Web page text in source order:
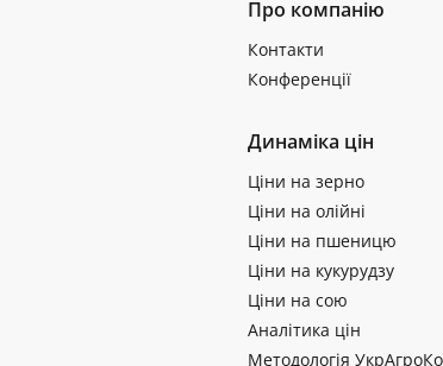
Про компанію
Контакти
Конференції
Динаміка цін
Ціни на зерно
Ціни на олійні
Ціни на пшеницю
Ціни на кукурудзу
Ціни на сою
Аналітика цін
Методологія